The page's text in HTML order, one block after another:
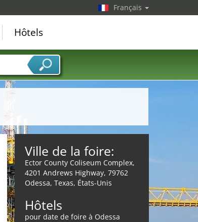
Ville de la foire:
Ector County Coliseum Complex,
4201 Andrews Highway, 79762
Odessa, Texas, États-Unis
Hôtels
pour date de foire à Odessa
Français
Hôtels